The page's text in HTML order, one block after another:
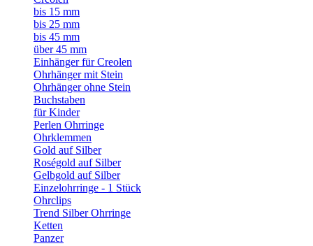
bis 15 mm
bis 25 mm
bis 45 mm
über 45 mm
Einhänger für Creolen
Ohrhänger mit Stein
Ohrhänger ohne Stein
Buchstaben
für Kinder
Perlen Ohrringe
Ohrklemmen
Gold auf Silber
Roségold auf Silber
Gelbgold auf Silber
Einzelohrringe - 1 Stück
Ohrclips
Trend Silber Ohrringe
Ketten
Panzer